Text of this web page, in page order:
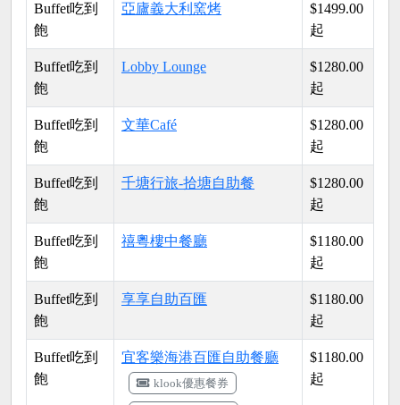
Buffet吃到
飽
亞廬義大利窯烤
$1499.00
起
Buffet吃到
飽
Lobby Lounge
$1280.00
起
Buffet吃到
飽
文華Café
$1280.00
起
Buffet吃到
飽
千塘行旅-拾塘自助餐
$1280.00
起
Buffet吃到
飽
禧粵樓中餐廳
$1180.00
起
Buffet吃到
飽
享享自助百匯
$1180.00
起
Buffet吃到
飽
宜客樂海港百匯自助餐廳
klook優惠餐券
$1180.00
起